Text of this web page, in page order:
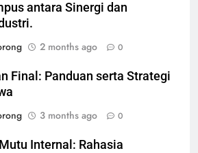
antara Sinergi dan
2 months ago 0
Final: Panduan serta Strategi
3 months ago 0
Internal: Rahasia